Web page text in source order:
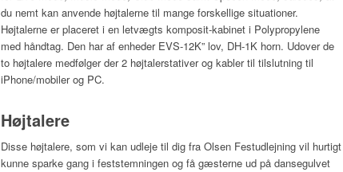
du nemt kan anvende højtalerne til mange forskellige situationer.
Højtalerne er placeret i en letvægts komposit-kabinet i Polypropylene
med håndtag. Den har af enheder EVS-12K” lov, DH-1K horn. Udover de
to højtalere medfølger der 2 højtalerstativer og kabler til tilslutning til
iPhone/mobiler og PC.
Højtalere
Disse højtalere, som vi kan udleje til dig fra Olsen Festudlejning vil hurtigt
kunne sparke gang i feststemningen og få gæsterne ud på dansegulvet